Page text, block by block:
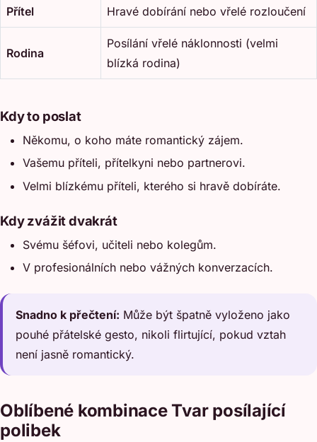
Přítel Hravé dobírání nebo vřelé rozloučení
Rodina
Posílání vřelé náklonnosti (velmi
blízká rodina)
Kdy to poslat
Někomu, o koho máte romantický zájem.
Vašemu příteli, přítelkyni nebo partnerovi.
Velmi blízkému příteli, kterého si hravě dobíráte.
Kdy zvážit dvakrát
Svému šéfovi, učiteli nebo kolegům.
V profesionálních nebo vážných konverzacích.
Snadno k přečtení: Může být špatně vyloženo jako
pouhé přátelské gesto, nikoli flirtující, pokud vztah
není jasně romantický.
Oblíbené kombinace Tvar posílající
polibek